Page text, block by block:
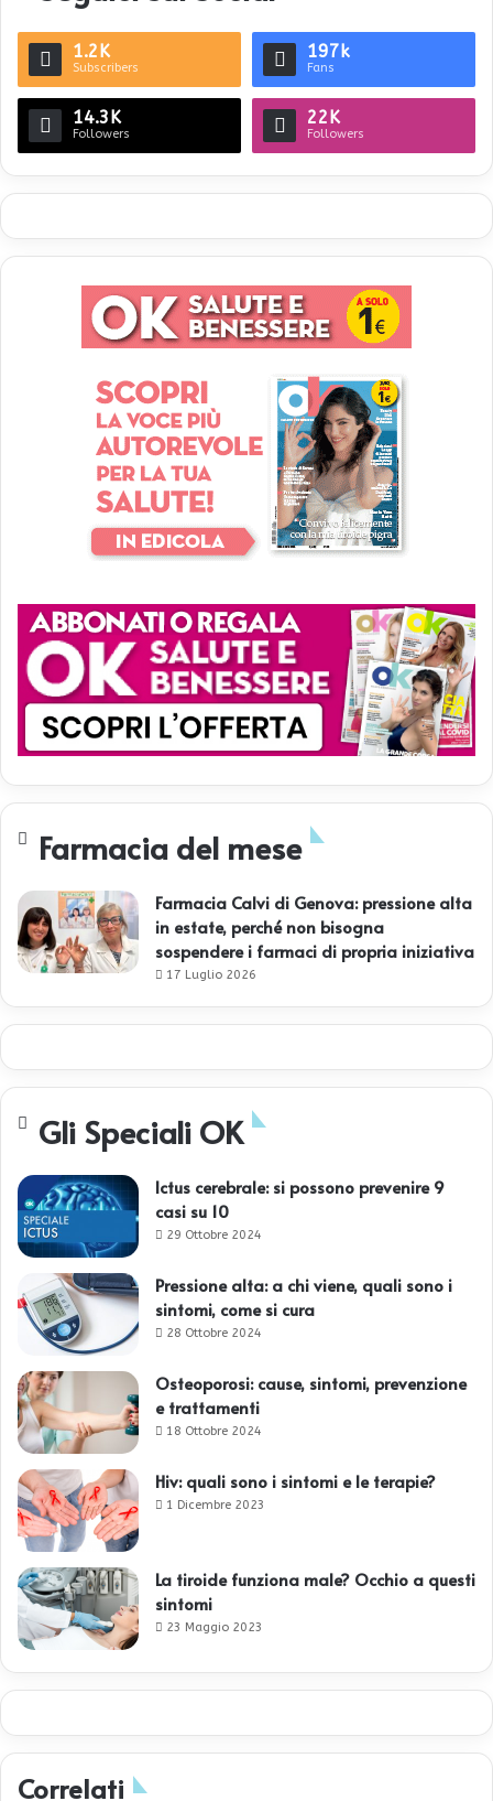
1.2K
Subscribers
197k
Fans
14.3K
Followers
22K
Followers
Farmacia del mese
Farmacia Calvi di Genova: pressione alta
in estate, perché non bisogna
sospendere i farmaci di propria iniziativa
17 Luglio 2026
Gli Speciali OK
Ictus cerebrale: si possono prevenire 9
casi su 10
29 Ottobre 2024
Pressione alta: a chi viene, quali sono i
sintomi, come si cura
28 Ottobre 2024
Osteoporosi: cause, sintomi, prevenzione
e trattamenti
18 Ottobre 2024
Hiv: quali sono i sintomi e le terapie?
1 Dicembre 2023
La tiroide funziona male? Occhio a questi
sintomi
23 Maggio 2023
Correlati